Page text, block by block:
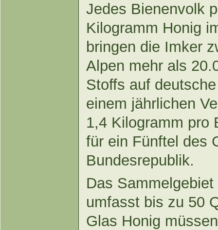
Jedes Bienenvolk
Kilogramm Honig
bringen die Imker
Alpen mehr als
Stoffs auf
einem jährlichen
1,4 Kilogramm pro
für ein Fünftel des
Bundesrepublik.
Das
umfasst bis zu 50
Glas Honig